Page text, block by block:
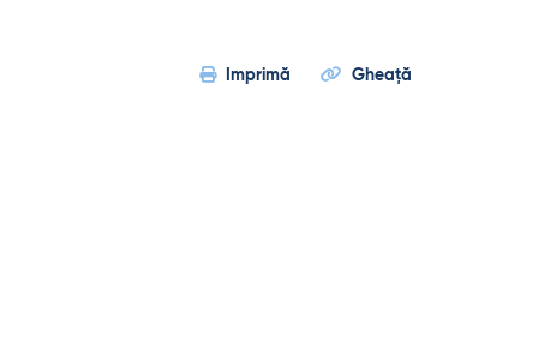
Imprimă Gheaţă